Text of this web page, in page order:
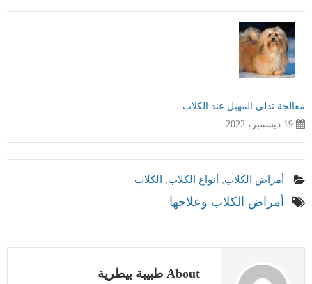
معالجة تدلى المهبل عند الكلاب
19 ديسمبر، 2022
أمراض الكلاب, أنواع الكلاب, الكلاب
أمراض الكلاب وعلاجها
About طبيبة بيطرية